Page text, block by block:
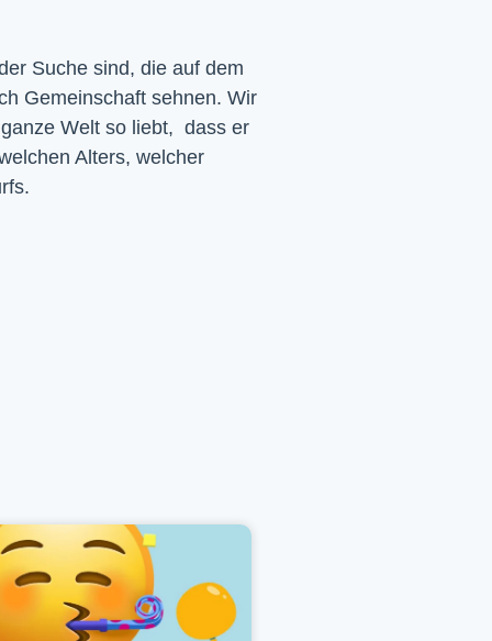
Suche sind, die auf dem
Gemeinschaft sehnen. Wir
Welt so liebt, dass er
Alters, welcher